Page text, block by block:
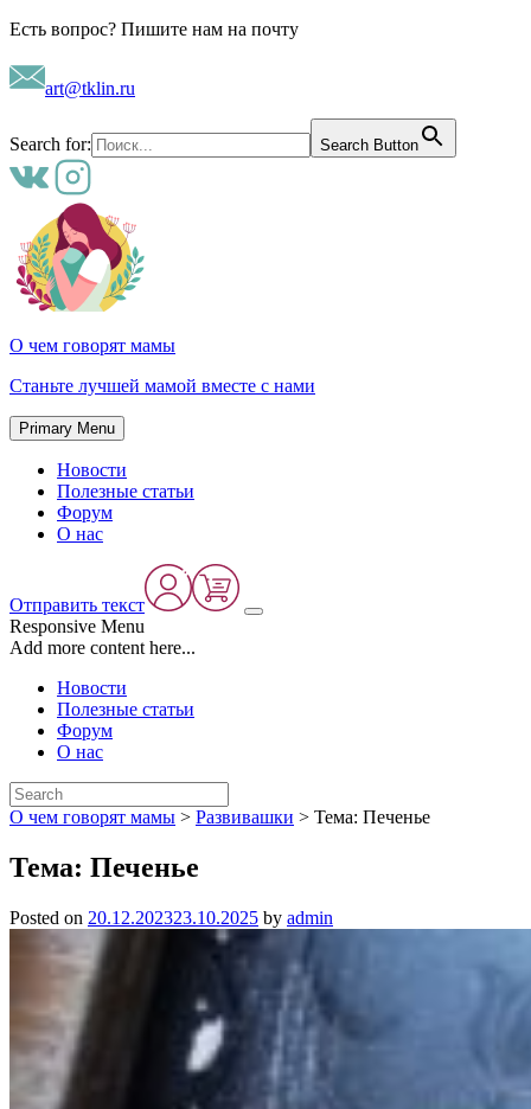
Skip
content
Есть вопрос? Пишите нам на почту
art@tklin.ru
Search for: Search Button
О чем говорят мамы
Станьте лучшей мамой вместе с нами
Primary Menu
Новости
Полезные статьи
Форум
О нас
Отправить текст
Responsive Menu
Add more content here...
Новости
Полезные статьи
Форум
О нас
О чем говорят мамы > Развивашки > Тема: Печенье
Тема: Печенье
Posted on 20.12.202323.10.2025 by admin